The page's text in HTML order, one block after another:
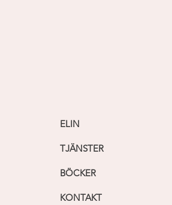
ELIN
TJÄNSTER
BÖCKER
KONTAKT